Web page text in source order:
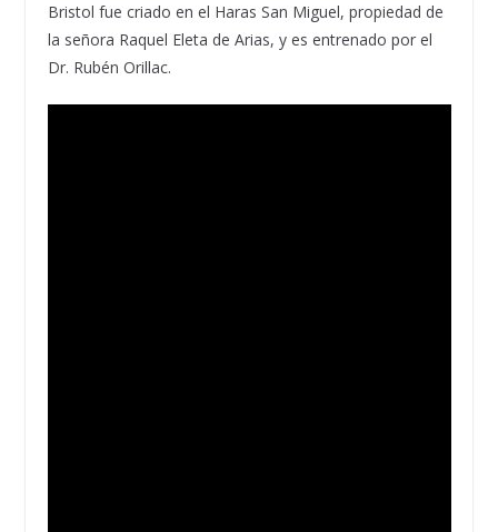
Bristol fue criado en el Haras San Miguel, propiedad de
la señora Raquel Eleta de Arias, y es entrenado por el
Dr. Rubén Orillac.